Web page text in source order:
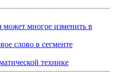
многое изменить в
слово в сегменте
технике